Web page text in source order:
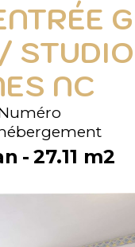
G
STUDIO
NC
27.11 m2